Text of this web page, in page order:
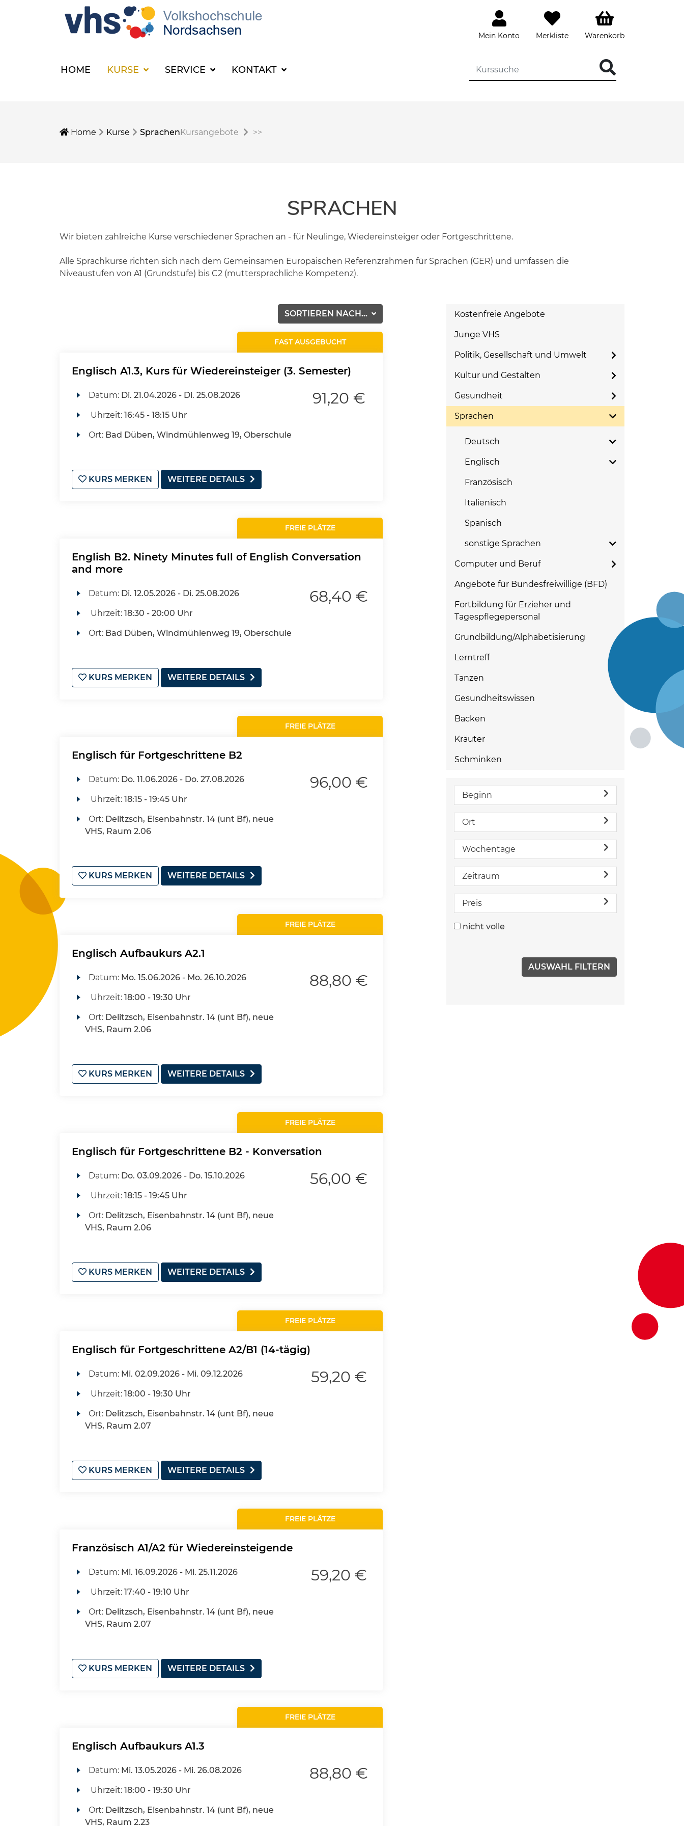
Mein Konto Merkliste Warenkorb
HOME KURSE SERVICE KONTAKT
Home Kurse SprachenKursangebote >>
SPRACHEN
Wir bieten zahlreiche Kurse verschiedener Sprachen an - für Neulinge, Wiedereinsteiger oder Fortgeschrittene.
Alle Sprachkurse richten sich nach dem Gemeinsamen Europäischen Referenzrahmen für Sprachen (GER) und umfassen die
Niveaustufen von A1 (Grundstufe) bis C2 (muttersprachliche Kompetenz).
SORTIEREN NACH...
FAST AUSGEBUCHT
Englisch A1.3, Kurs für Wiedereinsteiger (3. Semester)
Datum: Di. 21.04.2026 - Di. 25.08.2026
Uhrzeit: 16:45 - 18:15 Uhr
Ort: Bad Düben, Windmühlenweg 19, Oberschule
91,20 €
KURS MERKEN WEITERE DETAILS
FREIE PLÄTZE
English B2. Ninety Minutes full of English Conversation
and more
Datum: Di. 12.05.2026 - Di. 25.08.2026
Uhrzeit: 18:30 - 20:00 Uhr
Ort: Bad Düben, Windmühlenweg 19, Oberschule
68,40 €
KURS MERKEN WEITERE DETAILS
FREIE PLÄTZE
Englisch für Fortgeschrittene B2
Datum: Do. 11.06.2026 - Do. 27.08.2026
Uhrzeit: 18:15 - 19:45 Uhr
Ort: Delitzsch, Eisenbahnstr. 14 (unt Bf), neue
VHS, Raum 2.06
96,00 €
KURS MERKEN WEITERE DETAILS
FREIE PLÄTZE
Englisch Aufbaukurs A2.1
Datum: Mo. 15.06.2026 - Mo. 26.10.2026
Uhrzeit: 18:00 - 19:30 Uhr
Ort: Delitzsch, Eisenbahnstr. 14 (unt Bf), neue
VHS, Raum 2.06
88,80 €
KURS MERKEN WEITERE DETAILS
FREIE PLÄTZE
Englisch für Fortgeschrittene B2 - Konversation
Datum: Do. 03.09.2026 - Do. 15.10.2026
Uhrzeit: 18:15 - 19:45 Uhr
Ort: Delitzsch, Eisenbahnstr. 14 (unt Bf), neue
VHS, Raum 2.06
56,00 €
KURS MERKEN WEITERE DETAILS
FREIE PLÄTZE
Englisch für Fortgeschrittene A2/B1 (14-tägig)
Datum: Mi. 02.09.2026 - Mi. 09.12.2026
Uhrzeit: 18:00 - 19:30 Uhr
Ort: Delitzsch, Eisenbahnstr. 14 (unt Bf), neue
VHS, Raum 2.07
59,20 €
KURS MERKEN WEITERE DETAILS
FREIE PLÄTZE
Französisch A1/A2 für Wiedereinsteigende
Datum: Mi. 16.09.2026 - Mi. 25.11.2026
Uhrzeit: 17:40 - 19:10 Uhr
Ort: Delitzsch, Eisenbahnstr. 14 (unt Bf), neue
VHS, Raum 2.07
59,20 €
KURS MERKEN WEITERE DETAILS
FREIE PLÄTZE
Englisch Aufbaukurs A1.3
Datum: Mi. 13.05.2026 - Mi. 26.08.2026
Uhrzeit: 18:00 - 19:30 Uhr
Ort: Delitzsch, Eisenbahnstr. 14 (unt Bf), neue
VHS, Raum 2.23
88,80 €
Kostenfreie Angebote
Junge VHS
Politik, Gesellschaft und Umwelt
Kultur und Gestalten
Gesundheit
Sprachen
Deutsch
Englisch
Französisch
Italienisch
Spanisch
sonstige Sprachen
Computer und Beruf
Angebote für Bundesfreiwillige (BFD)
Fortbildung für Erzieher und
Tagespflegepersonal
Grundbildung/Alphabetisierung
Lerntreff
Tanzen
Gesundheitswissen
Backen
Kräuter
Schminken
Beginn
Ort
Wochentage
Zeitraum
Preis
nicht volle